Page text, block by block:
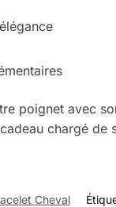
poignet avec
chargé de
Cheval